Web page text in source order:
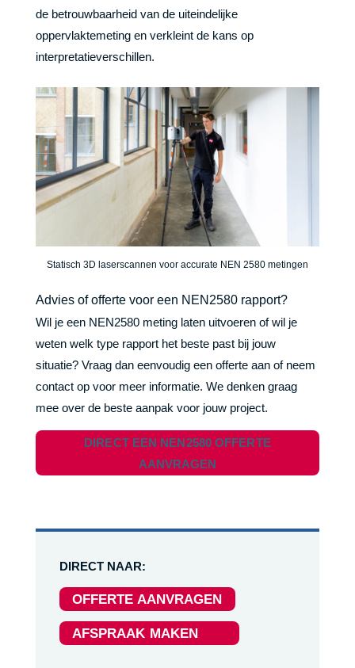
de betrouwbaarheid van de uiteindelijke
oppervlaktemeting en verkleint de kans op
interpretatieverschillen.
Statisch 3D laserscannen voor accurate NEN 2580 metingen
Advies of offerte voor een NEN2580 rapport?
Wil je een NEN2580 meting laten uitvoeren of wil je
weten welk type rapport het beste past bij jouw
situatie? Vraag dan eenvoudig een offerte aan of neem
contact op voor meer informatie. We denken graag
mee over de beste aanpak voor jouw project.
DIRECT EEN NEN2580 OFFERTE
AANVRAGEN
DIRECT NAAR:
OFFERTE AANVRAGEN
AFSPRAAK MAKEN